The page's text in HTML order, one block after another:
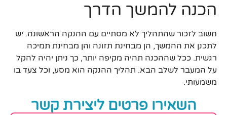
הכנה להמשך הדרך
חשוב לזכור שהתהליך לא מסתיים עם ההנקה הראשונה. יש
לתכנן את ההמשך, הן מבחינת תזונה והן מבחינת תמיכה
רגשית. ככל שההכנה תהיה מקיפה יותר, כך ניתן יהיה להקל
על המעבר לשלב הבא. תהליך ההנקה הוא מסע, וכל צעד בו
משמעותי.
השאירו פרטים ליצירת קשר